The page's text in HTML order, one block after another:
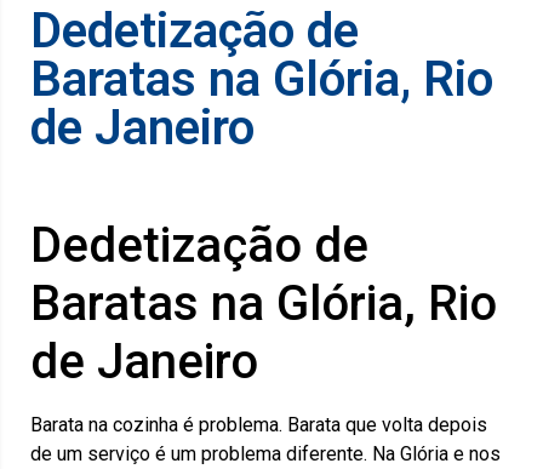
Dedetização de
Baratas na Glória, Rio
de Janeiro
Dedetização de
Baratas na Glória, Rio
de Janeiro
Barata na cozinha é problema. Barata que volta depois
de um serviço é um problema diferente. Na Glória e nos